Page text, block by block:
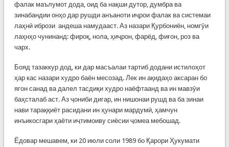
фалак маълумот дода, оид ба нақши дутор, думбра ва
зинабандии онҳо дар рушди анъаноти иҷрои фалак ва системаи
лаҳнӣ ибрози андеша намудааст. Аз назари Қурбониён, номгӯи
лаҳнҳо чунинанд: фироқ, нола, ҳиҷрон, фарёд, фиғон, роз ва
чарх.
Бояд тазаккур дод, ки дар масъалаи тартиб додани истилоҳот
ҳар кас назари худро баён месозад. Лек ин ақидаҳо аксаран бо
ягон санад ва далел тасдиқи худро наёфтаанд ва ин мавзӯи
баҳсталаб аст. Аз ҷониби дигар, ин нишонаи рушд ва ба зинаи
нави тараққиёт расидани ин ҳунари мардумӣ, ҳамчун
инъикосгари ҳаёти иҷтимоиву сиёсии ҷомеа мебошад.
Ёдовар мешавем, ки 20 июли соли 1989 бо Қарори Ҳукумати